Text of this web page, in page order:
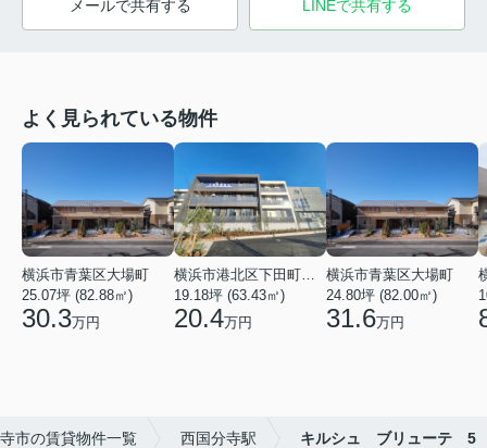
メールで共有する LINEで共有する
よく見られている物件
横浜市青葉区大場町
25.07坪 (82.88㎡)
30.3万円
19.18坪 (63.43㎡)
20.4万円
横浜市青葉区大場町
24.80坪 (82.00㎡)
31.6万円
市の賃貸物件一覧 西国分寺駅 キルシュ ブリューテ 5